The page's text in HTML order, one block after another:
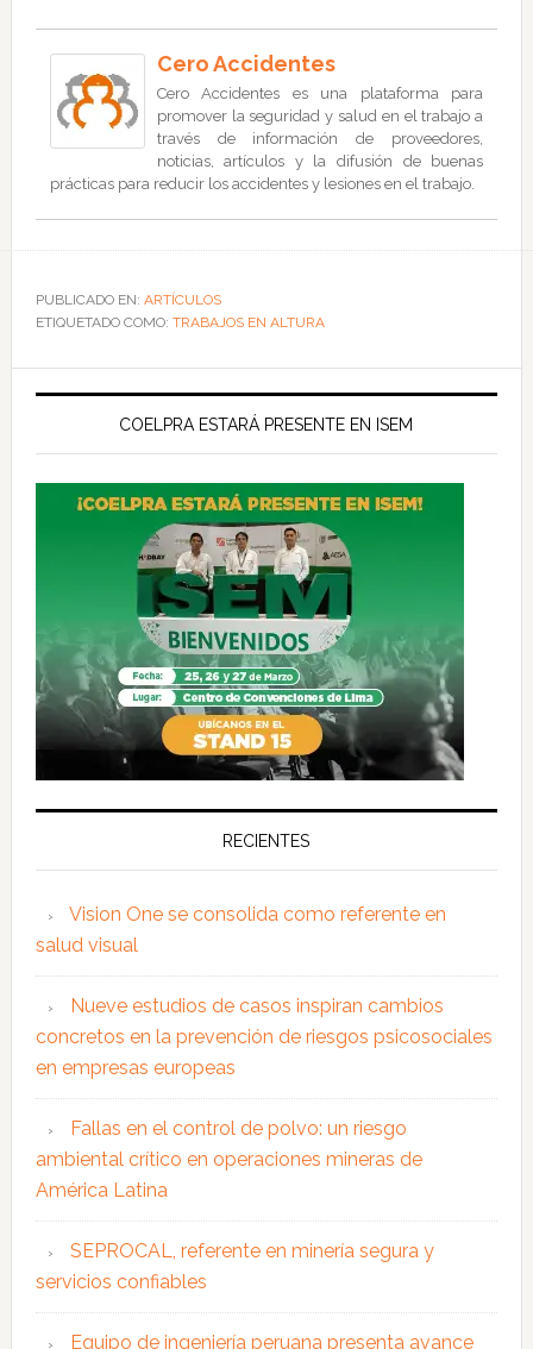
Cero Accidentes
Cero Accidentes es una plataforma para
promover la seguridad y salud en el trabajo a
través de información de proveedores,
noticias, artículos y la difusión de buenas
prácticas para reducir los accidentes y lesiones en el trabajo.
PUBLICADO EN: ARTÍCULOS
ETIQUETADO COMO: TRABAJOS EN ALTURA
COELPRA ESTARÁ PRESENTE EN ISEM
RECIENTES
Vision One se consolida como referente en
salud visual
Nueve estudios de casos inspiran cambios
concretos en la prevención de riesgos psicosociales
en empresas europeas
Fallas en el control de polvo: un riesgo
ambiental crítico en operaciones mineras de
América Latina
SEPROCAL, referente en minería segura y
servicios confiables
Equipo de ingeniería peruana presenta avance